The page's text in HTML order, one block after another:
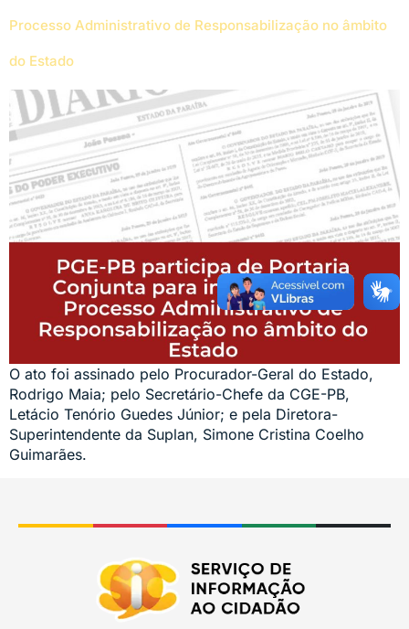
Processo Administrativo de Responsabilização no âmbito
do Estado
O ato foi assinado pelo Procurador-Geral do Estado,
Rodrigo Maia; pelo Secretário-Chefe da CGE-PB,
Letácio Tenório Guedes Júnior; e pela Diretora-
Superintendente da Suplan, Simone Cristina Coelho
Guimarães.